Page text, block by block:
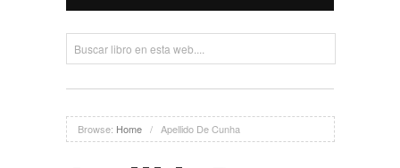
Browse: Home / Apellido De Cunha